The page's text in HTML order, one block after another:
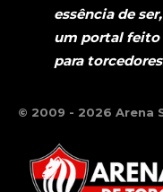
essência de
um portal feito
para
© 2009 - 2026 Arena